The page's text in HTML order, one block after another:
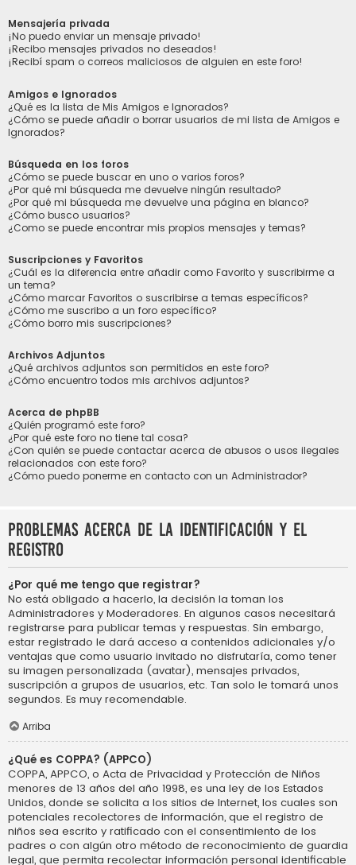
Mensajería privada
¡No puedo enviar un mensaje privado!
¡Recibo mensajes privados no deseados!
¡Recibí spam o correos maliciosos de alguien en este foro!
Amigos e Ignorados
¿Qué es la lista de Mis Amigos e Ignorados?
¿Cómo se puede añadir o borrar usuarios de mi lista de Amigos e
Ignorados?
Búsqueda en los foros
¿Cómo se puede buscar en uno o varios foros?
¿Por qué mi búsqueda me devuelve ningún resultado?
¿Por qué mi búsqueda me devuelve una página en blanco?
¿Cómo busco usuarios?
¿Como se puede encontrar mis propios mensajes y temas?
Suscripciones y Favoritos
¿Cuál es la diferencia entre añadir como Favorito y suscribirme a
un tema?
¿Cómo marcar Favoritos o suscribirse a temas específicos?
¿Cómo me suscribo a un foro específico?
¿Cómo borro mis suscripciones?
Archivos Adjuntos
¿Qué archivos adjuntos son permitidos en este foro?
¿Cómo encuentro todos mis archivos adjuntos?
Acerca de phpBB
¿Quién programó este foro?
¿Por qué este foro no tiene tal cosa?
¿Con quién se puede contactar acerca de abusos o usos ilegales
relacionados con este foro?
¿Cómo puedo ponerme en contacto con un Administrador?
Problemas acerca de la identificación y el
registro
¿Por qué me tengo que registrar?
No está obligado a hacerlo, la decisión la toman los
Administradores y Moderadores. En algunos casos necesitará
registrarse para publicar temas y respuestas. Sin embargo,
estar registrado le dará acceso a contenidos adicionales y/o
ventajas que como usuario invitado no disfrutaría, como tener
su imagen personalizada (avatar), mensajes privados,
suscripción a grupos de usuarios, etc. Tan solo le tomará unos
segundos. Es muy recomendable.
Arriba
¿Qué es COPPA? (APPCO)
COPPA, APPCO, o Acta de Privacidad y Protección de Niños
menores de 13 años del año 1998, es una ley de los Estados
Unidos, donde se solicita a los sitios de Internet, los cuales son
potenciales recolectores de información, que el registro de
niños sea escrito y ratificado con el consentimiento de los
padres o con algún otro método de reconocimiento de guardia
legal, que permita recolectar información personal identificable